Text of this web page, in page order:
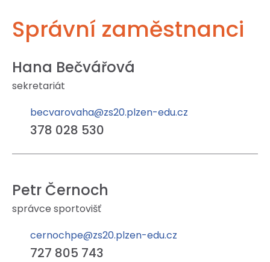
Správní zaměstnanci
Hana Bečvářová
sekretariát
becvarovaha@zs20.plzen-edu.cz
378 028 530
Petr Černoch
správce sportovišť
cernochpe@zs20.plzen-edu.cz
727 805 743